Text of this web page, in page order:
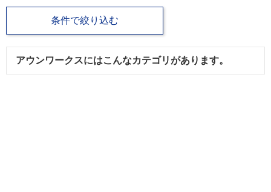
条件で絞り込む
アウンワークスにはこんなカテゴリがあります。